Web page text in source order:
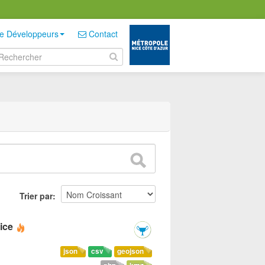
Développeurs Contact
Trier par
geojson
csv
json